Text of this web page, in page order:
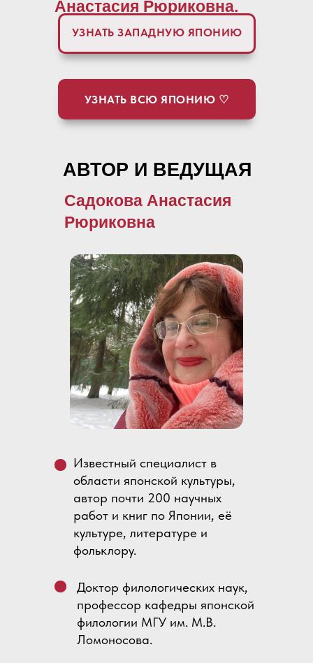
УЗНАТЬ ВСЮ ЯПОНИЮ ♡
Анастасия Рюриковна.
УЗНАТЬ ЗАПАДНУЮ ЯПОНИЮ
Садокова Анастасия
Рюриковна
АВТОР И ВЕДУЩАЯ
Известный специалист в
области японской культуры,
автор почти 200 научных
работ и книг по Японии, её
культуре, литературе и
фольклору.
Доктор филологических наук,
профессор кафедры японской
филологии МГУ им. М.В.
Ломоносова.